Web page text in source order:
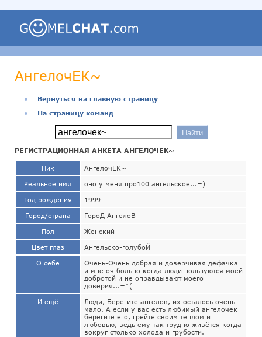
АнгелочЕК~
●
Вернуться на главную страницу
●
На страницу команд
РЕГИСТРАЦИОННАЯ АНКЕТА АНГЕЛОЧЕК~
Ник АнгелочЕК~
Реальное имя оно у меня про100 ангельское...=)
Год рождения 1999
Город/страна ГороД АнгелоВ
Пол Женский
Цвет глаз Ангельско-голубоЙ
О себе
Очень-Очень добрая и доверчивая дефачка
и мне оч больно когда люди пользуются моей
добротой и не оправдывают моего
доверия...=*(
И ещё
Люди, Берегите ангелов, их осталось очень
мало. А если у вас есть любимый ангелочек
берегите его, грейте своим теплом и
любовью, ведь ему так трудно живётся когда
вокруг столько холода и грубости.